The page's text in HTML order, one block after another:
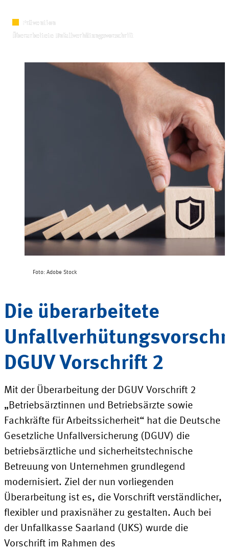
Prävention
Überarbeitete Unfallverhütungsvorschrift
Foto: Adobe Stock
Die überarbeitete
DGUV Vorschrift 2
Mit der Überarbeitung der DGUV Vorschrift 2
„Betriebsärztinnen und Betriebsärzte sowie
Fachkräfte für Arbeitssicherheit“ hat die Deutsche
Gesetzliche Unfallversicherung (DGUV) die
betriebsärztliche und sicherheitstechnische
Betreuung von Unternehmen grundlegend
modernisiert. Ziel der nun vorliegenden
Überarbeitung ist es, die Vorschrift verständlicher,
flexibler und praxisnäher zu gestalten. Auch bei
der Unfallkasse Saarland (UKS) wurde die
Vorschrift im Rahmen des